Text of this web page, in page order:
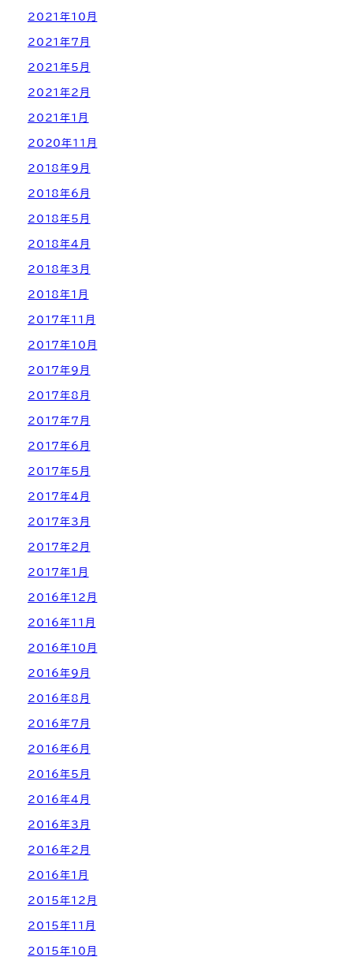
2021年10月
2021年7月
2021年5月
2021年2月
2021年1月
2020年11月
2018年9月
2018年6月
2018年5月
2018年4月
2018年3月
2018年1月
2017年11月
2017年10月
2017年9月
2017年8月
2017年7月
2017年6月
2017年5月
2017年4月
2017年3月
2017年2月
2017年1月
2016年12月
2016年11月
2016年10月
2016年9月
2016年8月
2016年7月
2016年6月
2016年5月
2016年4月
2016年3月
2016年2月
2016年1月
2015年12月
2015年11月
2015年10月